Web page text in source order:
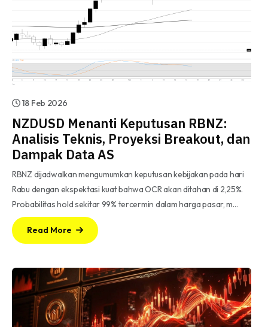
18 Feb 2026
NZDUSD Menanti Keputusan RBNZ:
Analisis Teknis, Proyeksi Breakout, dan
Dampak Data AS
RBNZ dijadwalkan mengumumkan keputusan kebijakan pada hari
Rabu dengan ekspektasi kuat bahwa OCR akan ditahan di 2,25%.
Probabilitas hold sekitar 99% tercermin dalam harga pasar, m…
Read More